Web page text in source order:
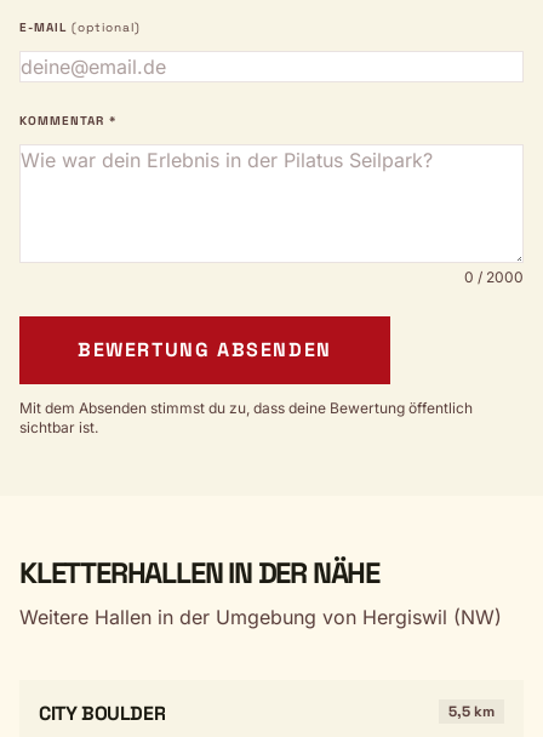
E-MAIL (optional)
KOMMENTAR *
0 / 2000
BEWERTUNG ABSENDEN
Mit dem Absenden stimmst du zu, dass deine Bewertung öffentlich
sichtbar ist.
KLETTERHALLEN IN DER NÄHE
Weitere Hallen in der Umgebung von Hergiswil (NW)
CITY BOULDER 5,5 km